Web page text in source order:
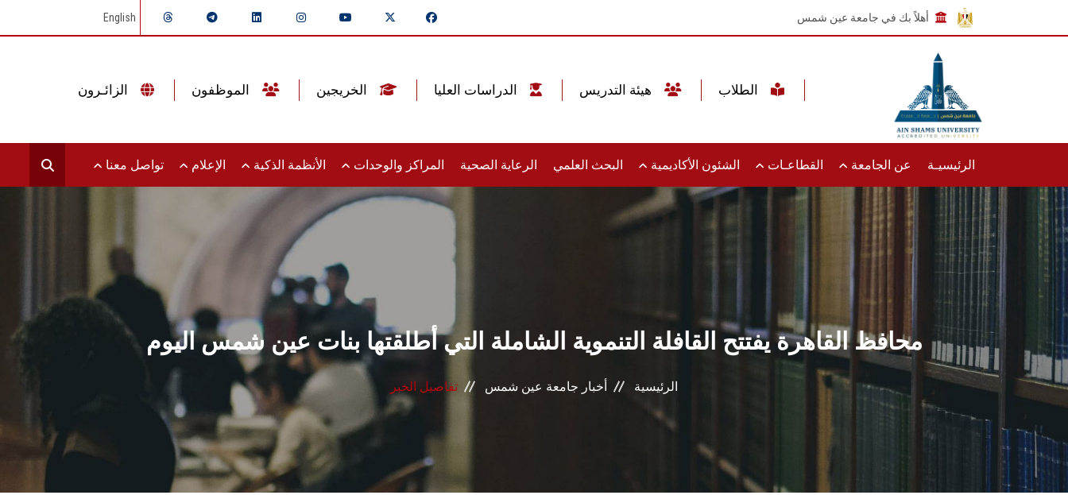
أهلاً بك في جامعة عين شمس English
الرئيسيـة عن الجامعة القطاعـات الشئون الأكاديمية البحث العلمي الرعاية الصحية المراكز والوحدات الأنظمة الذكية الإعلام تواصل معنا
محافظ القاهرة يفتتح القافلة التنموية الشاملة التي أطلقتها بنات عين شمس اليوم
الرئيسية أخبار جامعة عين شمس تفاصيل الخبر